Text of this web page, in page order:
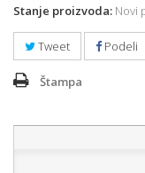
Stanje proizvoda: Novi
Tweet Podeli
Štampa